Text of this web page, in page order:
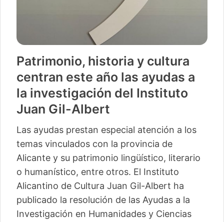
Patrimonio, historia y cultura
centran este año las ayudas a
la investigación del Instituto
Juan Gil-Albert
Las ayudas prestan especial atención a los
temas vinculados con la provincia de
Alicante y su patrimonio lingüístico, literario
o humanístico, entre otros. El Instituto
Alicantino de Cultura Juan Gil-Albert ha
publicado la resolución de las Ayudas a la
Investigación en Humanidades y Ciencias